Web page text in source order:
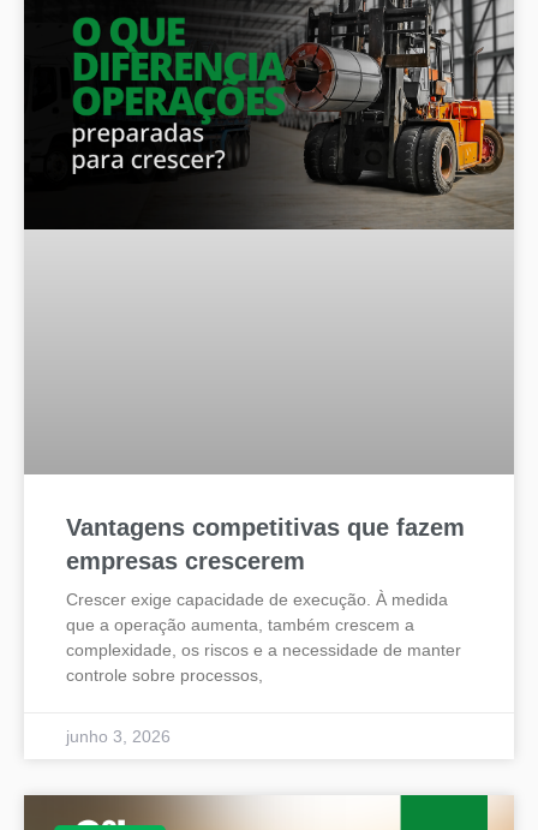
Vantagens competitivas que fazem
empresas crescerem
Crescer exige capacidade de execução. À medida
que a operação aumenta, também crescem a
complexidade, os riscos e a necessidade de manter
controle sobre processos,
junho 3, 2026